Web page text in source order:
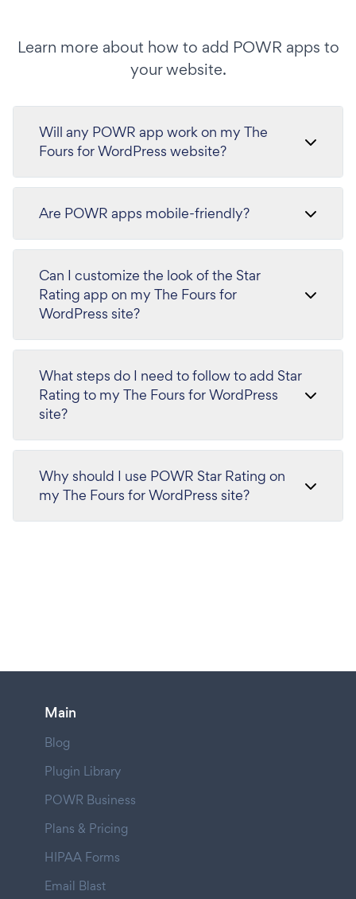
Learn more about how to add POWR apps to
your website.
Will any POWR app work on my The
Fours for WordPress website?
Are POWR apps mobile-friendly?
Can I customize the look of the Star
Rating app on my The Fours for
WordPress site?
What steps do I need to follow to add Star
Rating to my The Fours for WordPress
site?
Why should I use POWR Star Rating on
my The Fours for WordPress site?
Main
Blog
Plugin Library
POWR Business
Plans & Pricing
HIPAA Forms
Email Blast